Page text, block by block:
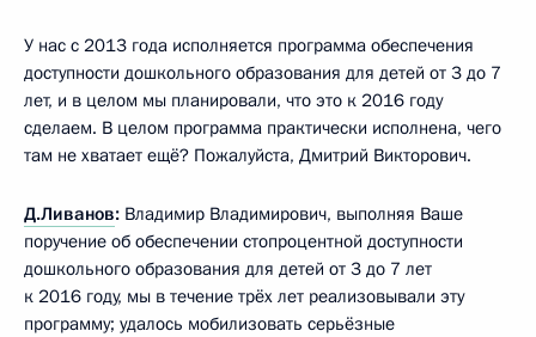
У нас с 2013 года исполняется программа обеспечения
доступности дошкольного образования для детей от 3 до 7
лет, и в целом мы планировали, что это к 2016 году
сделаем. В целом программа практически исполнена, чего
там не хватает ещё? Пожалуйста, Дмитрий Викторович.
Д.Ливанов: Владимир Владимирович, выполняя Ваше
поручение об обеспечении стопроцентной доступности
дошкольного образования для детей от 3 до 7 лет
к 2016 году, мы в течение трёх лет реализовывали эту
программу; удалось мобилизовать серьёзные